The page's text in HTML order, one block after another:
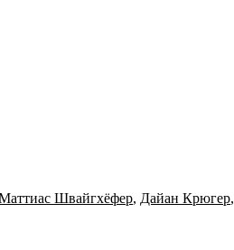
Швайгхёфер, Дайан Крюгер,